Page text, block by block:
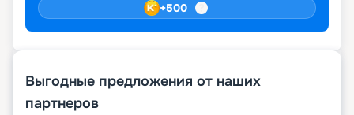
+500
Выгодные предложения от наших
партнеров